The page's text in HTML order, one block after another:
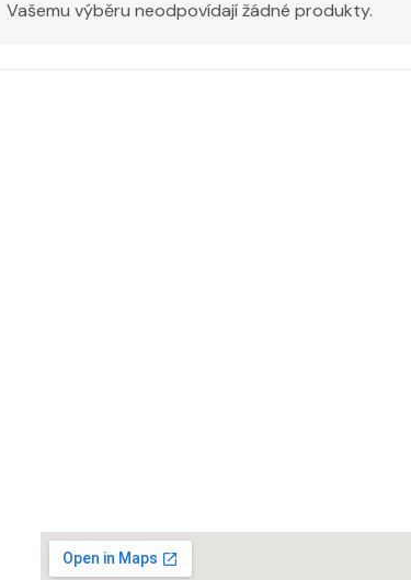
Vašemu výběru neodpovídají žádné produkty.